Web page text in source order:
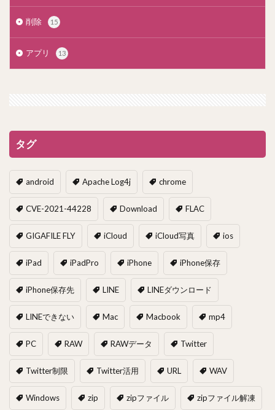
削除 15
アプリ 13
タグ
android Apache Log4j chrome
CVE-2021-44228 Download FLAC
GIGAFILE FLY iCloud iCloud写真 ios
iPad iPadPro iPhone iPhone保存
iPhone保存先 LINE LINEダウンロード
LINEできない Mac Macbook mp4
PC RAW RAWデータ Twitter
Twitter制限 Twitter活用 URL WAV
Windows zip zipファイル zipファイル解凍